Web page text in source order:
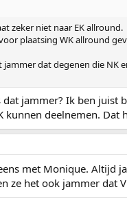
zeker niet naar EK allround.
plaatsing WK allround
dat degenen die NK
dat jammer? Ik ben juist
kunnen deelnemen.
met Monique. Altijd
ze het ook jammer dat